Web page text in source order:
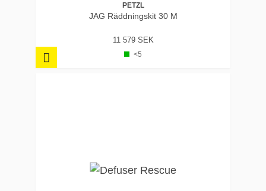
PETZL
JAG Räddningskit 30 M
11 579 SEK
<5